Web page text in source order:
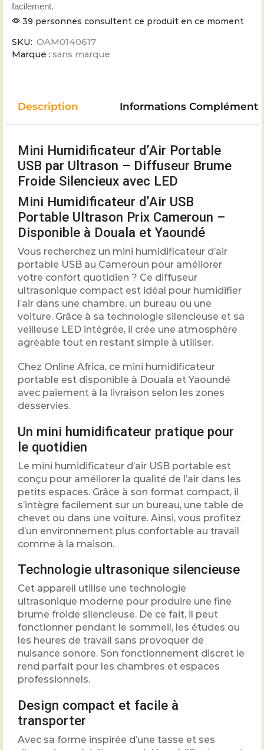
facilement.
39 personnes consultent ce produit en ce moment
SKU: OAM0140617
Marque : sans marque
Description Informations
Mini Humidificateur d’Air Portable
USB par Ultrason – Diffuseur Brume
Froide Silencieux avec LED
Mini Humidificateur d’Air USB
Portable Ultrason Prix Cameroun –
Disponible à Douala et Yaoundé
Vous recherchez un mini humidificateur d’air
portable USB au Cameroun pour améliorer
votre confort quotidien ? Ce diffuseur
ultrasonique compact est idéal pour humidifier
l’air dans une chambre, un bureau ou une
voiture. Grâce à sa technologie silencieuse et sa
veilleuse LED intégrée, il crée une atmosphère
agréable tout en restant simple à utiliser.
Chez Online Africa, ce mini humidificateur
portable est disponible à Douala et Yaoundé
avec paiement à la livraison selon les zones
desservies.
Un mini humidificateur pratique pour
le quotidien
Le mini humidificateur d’air USB portable est
conçu pour améliorer la qualité de l’air dans les
petits espaces. Grâce à son format compact, il
s’intègre facilement sur un bureau, une table de
chevet ou dans une voiture. Ainsi, vous profitez
d’un environnement plus confortable au travail
comme à la maison.
Technologie ultrasonique silencieuse
Cet appareil utilise une technologie
ultrasonique moderne pour produire une fine
brume froide silencieuse. De ce fait, il peut
fonctionner pendant le sommeil, les études ou
les heures de travail sans provoquer de
nuisance sonore. Son fonctionnement discret le
rend parfait pour les chambres et espaces
professionnels.
Design compact et facile à
transporter
Avec sa forme inspirée d’une tasse et ses